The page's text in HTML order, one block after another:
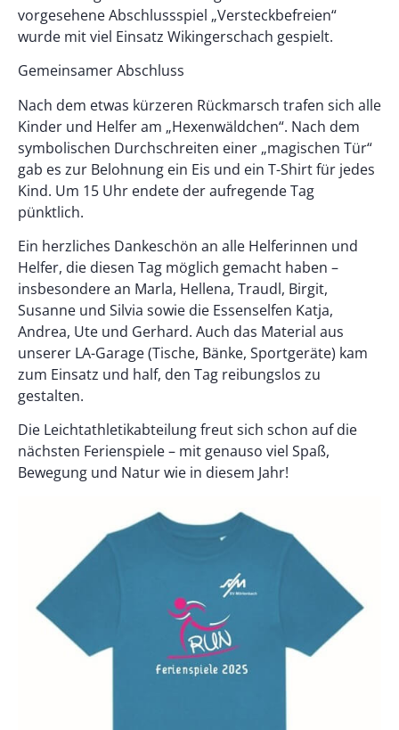
vorgesehene Abschlussspiel „Versteckbefreien“
wurde mit viel Einsatz Wikingerschach gespielt.
Gemeinsamer Abschluss
Nach dem etwas kürzeren Rückmarsch trafen sich alle
Kinder und Helfer am „Hexenwäldchen“. Nach dem
symbolischen Durchschreiten einer „magischen Tür“
gab es zur Belohnung ein Eis und ein T-Shirt für jedes
Kind. Um 15 Uhr endete der aufregende Tag
pünktlich.
Ein herzliches Dankeschön an alle Helferinnen und
Helfer, die diesen Tag möglich gemacht haben –
insbesondere an Marla, Hellena, Traudl, Birgit,
Susanne und Silvia sowie die Essenselfen Katja,
Andrea, Ute und Gerhard. Auch das Material aus
unserer LA-Garage (Tische, Bänke, Sportgeräte) kam
zum Einsatz und half, den Tag reibungslos zu
gestalten.
Die Leichtathletikabteilung freut sich schon auf die
nächsten Ferienspiele – mit genauso viel Spaß,
Bewegung und Natur wie in diesem Jahr!